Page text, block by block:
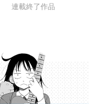
連載終了作品